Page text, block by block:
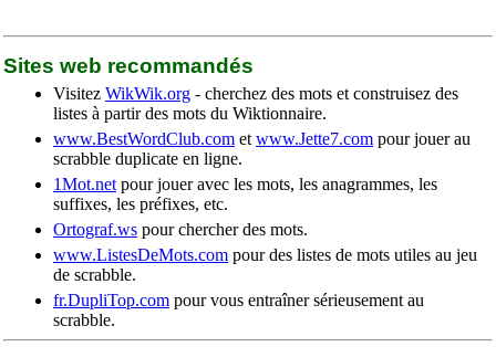
Sites web recommandés
Visitez WikWik.org - cherchez des mots et construisez des
listes à partir des mots du Wiktionnaire.
www.BestWordClub.com et www.Jette7.com pour jouer au
scrabble duplicate en ligne.
1Mot.net pour jouer avec les mots, les anagrammes, les
suffixes, les préfixes, etc.
Ortograf.ws pour chercher des mots.
www.ListesDeMots.com pour des listes de mots utiles au jeu
de scrabble.
fr.DupliTop.com pour vous entraîner sérieusement au
scrabble.